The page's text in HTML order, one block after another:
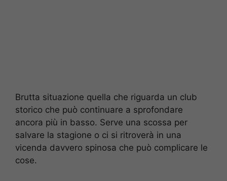
Brutta situazione quella che riguarda un club
storico che può continuare a sprofondare
ancora più in basso. Serve una scossa per
salvare la stagione o ci si ritroverà in una
vicenda davvero spinosa che può complicare le
cose.